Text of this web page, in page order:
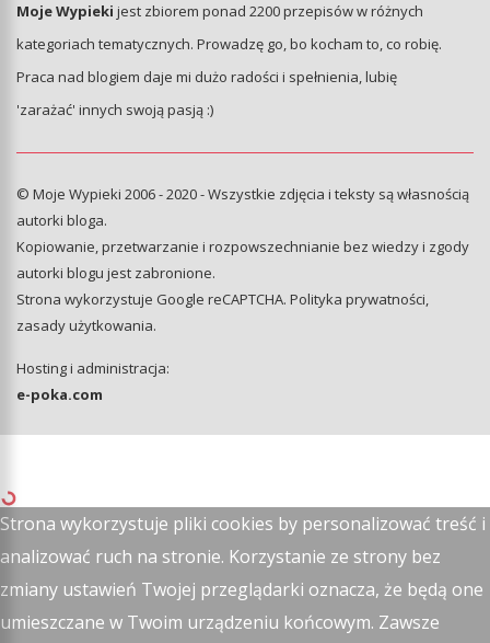
Moje Wypieki jest zbiorem ponad 2200 przepisów w różnych
kategoriach tematycznych. Prowadzę go, bo kocham to, co robię.
Praca nad blogiem daje mi dużo radości i spełnienia, lubię
'zarażać' innych swoją pasją :)
© Moje Wypieki 2006 - 2020 - Wszystkie zdjęcia i teksty są własnością
autorki bloga.
Kopiowanie, przetwarzanie i rozpowszechnianie bez wiedzy i zgody
autorki blogu jest zabronione.
Strona wykorzystuje Google reCAPTCHA. Polityka prywatności,
zasady użytkowania.
Hosting i administracja:
e-poka.com
Strona wykorzystuje pliki cookies by personalizować treść i
analizować ruch na stronie. Korzystanie ze strony bez
zmiany ustawień Twojej przeglądarki oznacza, że będą one
umieszczane w Twoim urządzeniu końcowym. Zawsze